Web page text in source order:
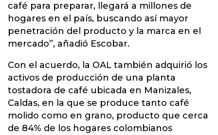
café para preparar, llegará a millones de
hogares en el país, buscando así mayor
penetración del producto y la marca en el
mercado”, añadió Escobar.
Con el acuerdo, la OAL también adquirió los
activos de producción de una planta
tostadora de café ubicada en Manizales,
Caldas, en la que se produce tanto café
molido como en grano, producto que cerca
de 84% de los hogares colombianos